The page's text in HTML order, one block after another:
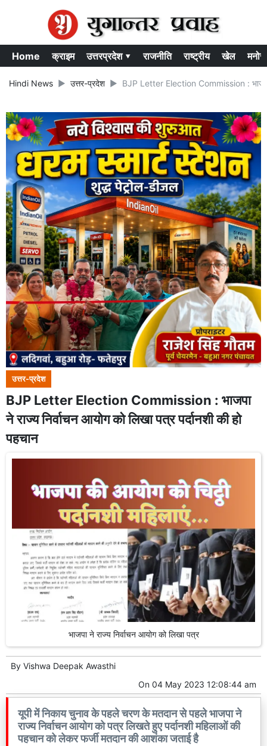
Home क्राइम उत्तरप्रदेश ▾ राजनीति राष्ट्रीय खेल
Hindi News उत्तर-प्रदेश BJP Letter Election Commission : भाजपा ने
उत्तर-प्रदेश
BJP Letter Election Commission : भाजपा
ने राज्य निर्वाचन आयोग को लिखा पत्र पर्दानशी की हो
पहचान
भाजपा ने राज्य निर्वाचन आयोग को लिखा पत्र
By Vishwa Deepak Awasthi
On 04 May 2023 12:08:44 am
यूपी में निकाय चुनाव के पहले चरण के मतदान से पहले भाजपा ने
राज्य निर्वाचन आयोग को पत्र लिखते हुए पर्दानशी महिलाओं की
पहचान को लेकर फर्जी मतदान की आशंका जताई है